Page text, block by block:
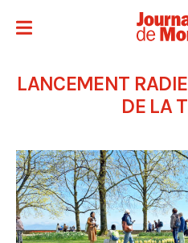
LANCEMENT
DE LA